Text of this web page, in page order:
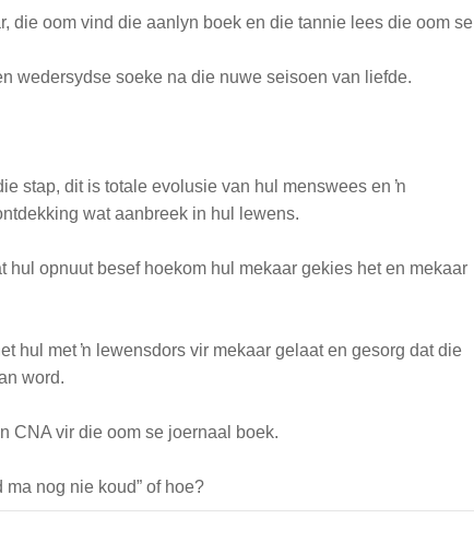
die oom vind die aanlyn boek en die tannie lees die oom se
wedersydse soeke na die nuwe seisoen van liefde.
stap, dit is totale evolusie van hul menswees en ŉ
wat aanbreek in hul lewens.
hul opnuut besef hoekom hul mekaar gekies het en mekaar
hul met ŉ lewensdors vir mekaar gelaat en gesorg dat die
word.
CNA vir die oom se joernaal boek.
nog nie koud” of hoe?